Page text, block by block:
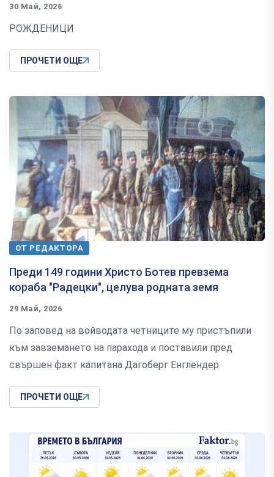
30 Май, 2026
РОЖДЕНИЦИ
ПРОЧЕТИ ОЩЕ
ОТ РЕДАКТОРА
Преди 149 години Христо Ботев превзема
кораба "Радецки", целува родната земя
29 Май, 2026
По заповед на войводата четниците му пристъпили
към завземането на парахода и поставили пред
свършен факт капитана Дагоберг Енглендер
ПРОЧЕТИ ОЩЕ